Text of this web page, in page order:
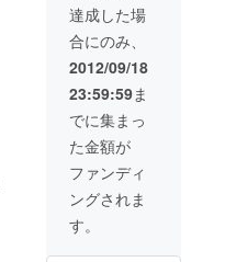
達成した場
合にのみ、
2012/09/18
23:59:59ま
でに集まっ
た金額が
ファンディ
ングされま
す。